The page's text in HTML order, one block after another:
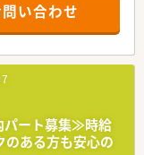
じめ外科や整形外科
います。
りの対応枚数は約30
。
場所に位置しており
です。
い合わせ
パート募集≫時給
のある方も安心の